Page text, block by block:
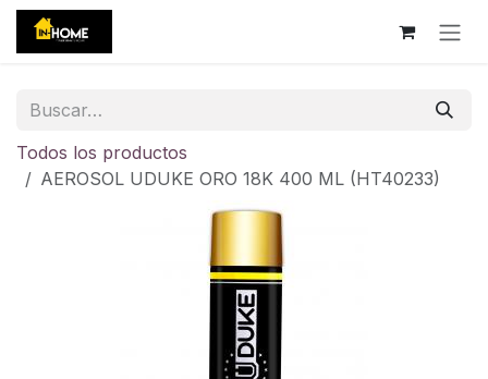
Ir al contenido
Todos los productos
AEROSOL UDUKE ORO 18K 400 ML (HT40233)